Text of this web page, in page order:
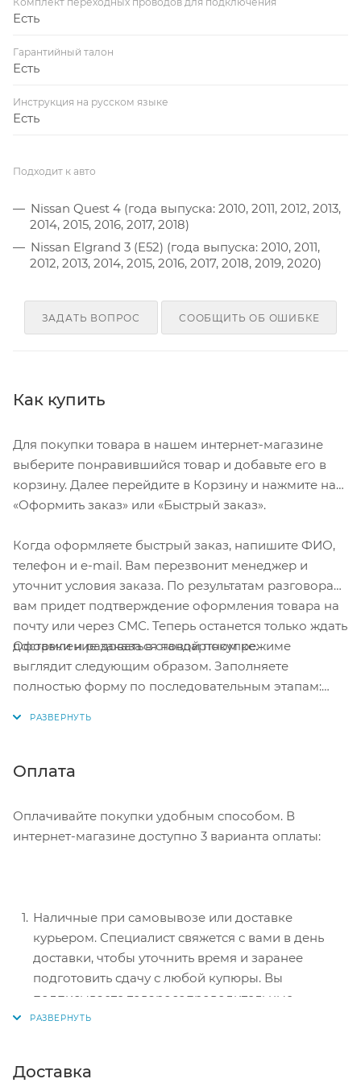
Есть
Гарантийный талон
Есть
Инструкция на русском языке
Есть
Подходит к авто
Nissan Quest 4 (года выпуска: 2010, 2011, 2012, 2013,
2014, 2015, 2016, 2017, 2018)
Nissan Elgrand 3 (E52) (года выпуска: 2010, 2011,
2012, 2013, 2014, 2015, 2016, 2017, 2018, 2019, 2020)
ЗАДАТЬ ВОПРОС СООБЩИТЬ ОБ ОШИБКЕ
Как купить
Для покупки товара в нашем интернет-магазине
выберите понравившийся товар и добавьте его в
корзину. Далее перейдите в Корзину и нажмите на
«Оформить заказ» или «Быстрый заказ».
Когда оформляете быстрый заказ, напишите ФИО,
телефон и e-mail. Вам перезвонит менеджер и
уточнит условия заказа. По результатам разговора
вам придет подтверждение оформления товара на
почту или через СМС. Теперь останется только ждать
доставки и радоваться новой покупке.
Оформление заказа в стандартном режиме
выглядит следующим образом. Заполняете
полностью форму по последовательным этапам:
Нажмите кнопку «Оформить заказ».
Оплата
Оплачивайте покупки удобным способом. В
интернет-магазине доступно 3 варианта оплаты:
Наличные при самовывозе или доставке
курьером. Специалист свяжется с вами в день
доставки, чтобы уточнить время и заранее
подготовить сдачу с любой купюры. Вы
подписываете товаросопроводительные
документы, вносите денежные средства,
Доставка